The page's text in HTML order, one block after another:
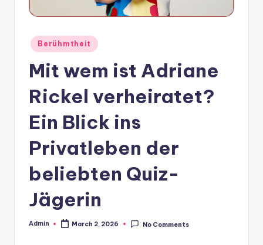
Posted
in
Berühmtheit
Mit wem ist Adriane
Rickel verheiratet?
Ein Blick ins
Privatleben der
beliebten Quiz-
Jägerin
Posted
Admin March 2, 2026 No Comments